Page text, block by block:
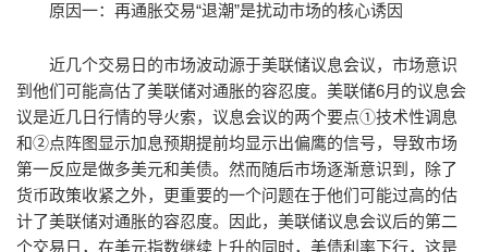
原因一：再通胀交易“退潮”是扰动市场的核心诱因
近几个交易日的市场波动源于美联储议息会议，市场意识
到他们可能高估了美联储对通胀的容忍度。美联储6月的议息会
议是近几日行情的导火索，议息会议的两个要点①技术性调息
和②点阵图显示加息预期提前均显示出偏鹰的信号，导致市场
第一反应是做多美元和美债。然而随后市场逐渐意识到，除了
货币政策收紧之外，更重要的一个问题在于他们可能过高的估
计了美联储对通胀的容忍度。因此，美联储议息会议后的第二
个交易日，在美元指数继续上升的同时，美债利率下行，这是